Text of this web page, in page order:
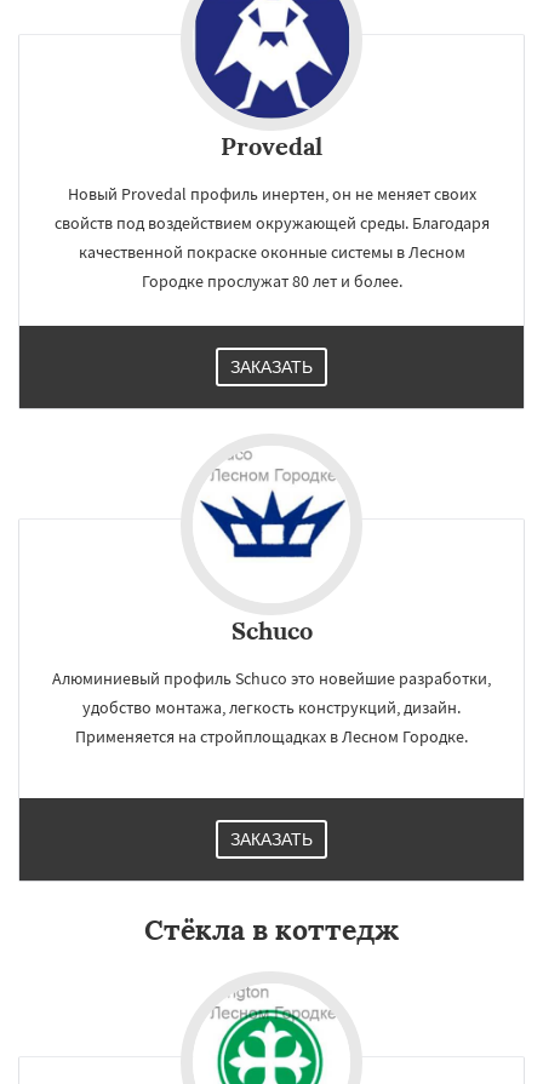
Provedal
Новый Provedal профиль инертен, он не меняет своих
свойств под воздействием окружающей среды. Благодаря
качественной покраске оконные системы в Лесном
Городке прослужат 80 лет и более.
ЗАКАЗАТЬ
Schuco
Алюминиевый профиль Schuco это новейшие разработки,
удобство монтажа, легкость конструкций, дизайн.
Применяется на стройплощадках в Лесном Городке.
ЗАКАЗАТЬ
Стёкла в коттедж